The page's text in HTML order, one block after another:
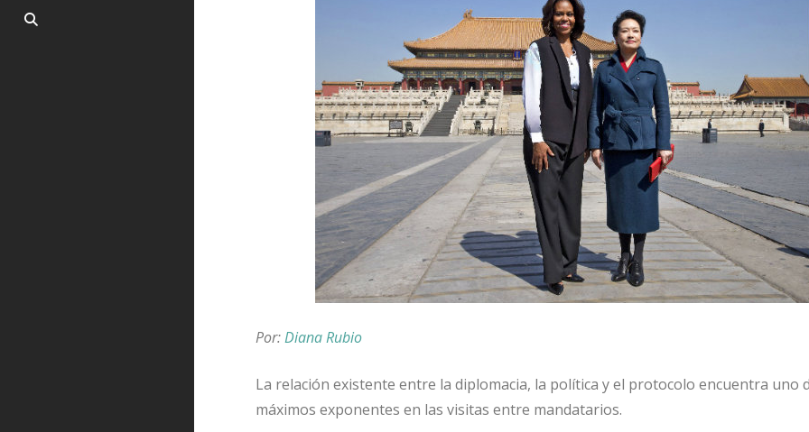
Por:Diana Rubio
La relación existente entre la diplomacia, la política y el protocolo encuentra uno
máximos exponentes en las visitas entre mandatarios.